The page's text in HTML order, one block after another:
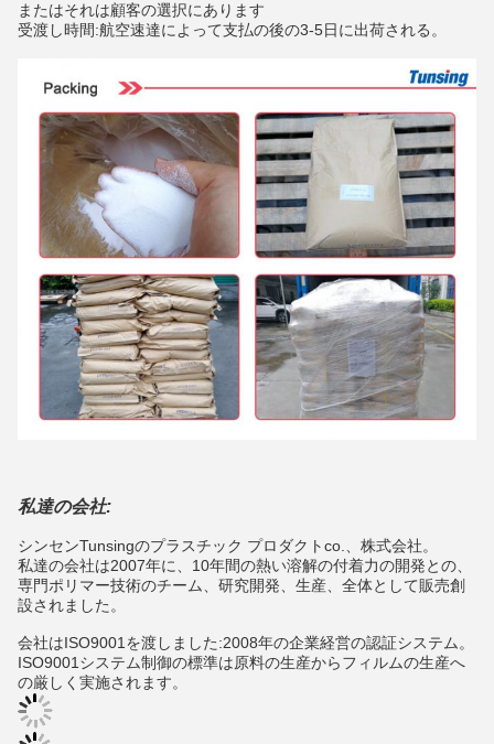
またはそれは顧客の選択にあります
受渡し時間:航空速達によって支払の後の3-5日に出荷される。
私達の会社:
シンセンTunsingのプラスチック プロダクトco.、株式会社。
私達の会社は2007年に、10年間の熱い溶解の付着力の開発との、
専門ポリマー技術のチーム、研究開発、生産、全体として販売創
設されました。
会社はISO9001を渡しました:2008年の企業経営の認証システム。
ISO9001システム制御の標準は原料の生産からフィルムの生産へ
の厳しく実施されます。